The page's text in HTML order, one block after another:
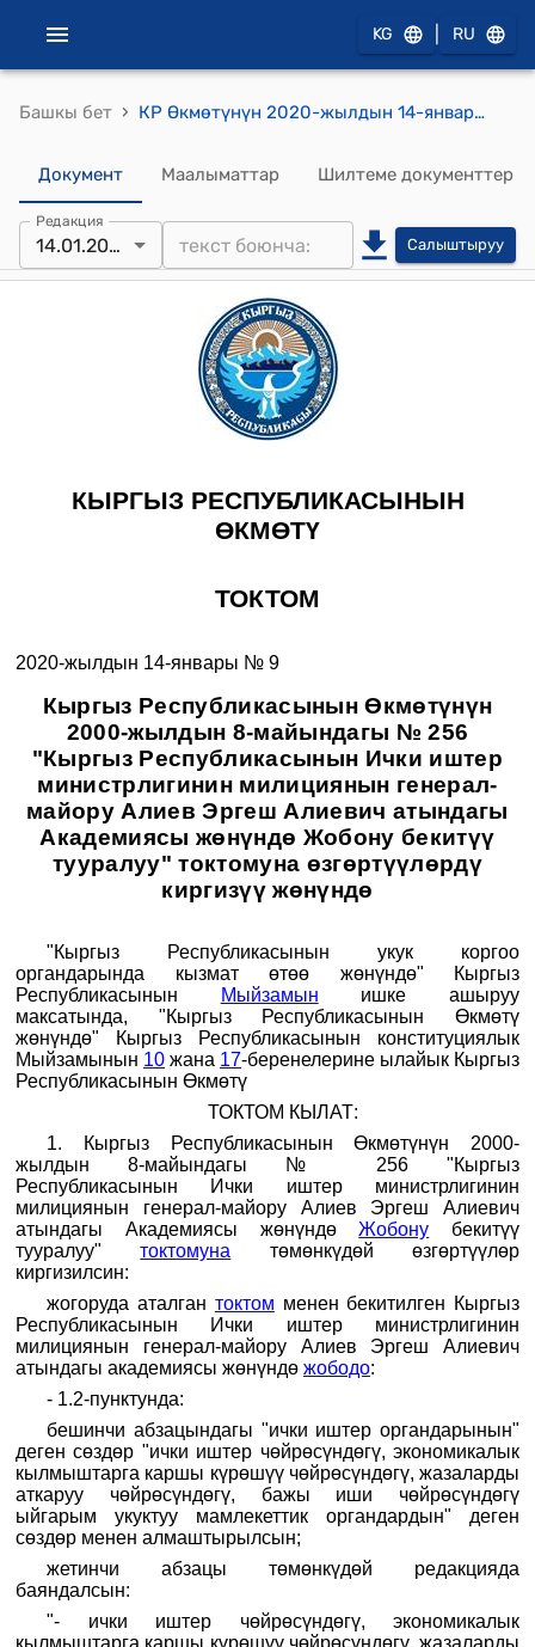
KG RU
Башкы бет › КР Өкмөтүнүн 2020-жылдын 14-январындагы № 9 "Кыргыз Республикасынын Өкмөтүнүн 2000-жылдын 8-майындагы № 256 "Кыргыз Республикасынын Ички иштер министрлигинин милициянын генерал-майору Алиев Эргеш Алиевич атындагы Академиясы жөнүндө Жобону бекитүү тууралуу" токтомуна өзгөртүүлөрдү киргизүү жөнүндө" токтому
Документ Маалыматтар Шилтеме документтер
Редакция
14.01.2020 Салыштыруу